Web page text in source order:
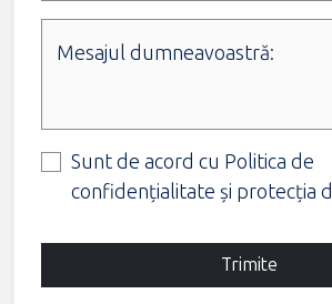
Mesajul dumneavoastră:
Sunt de acord cu Politica de
confidențialitate și protecția
Trimite